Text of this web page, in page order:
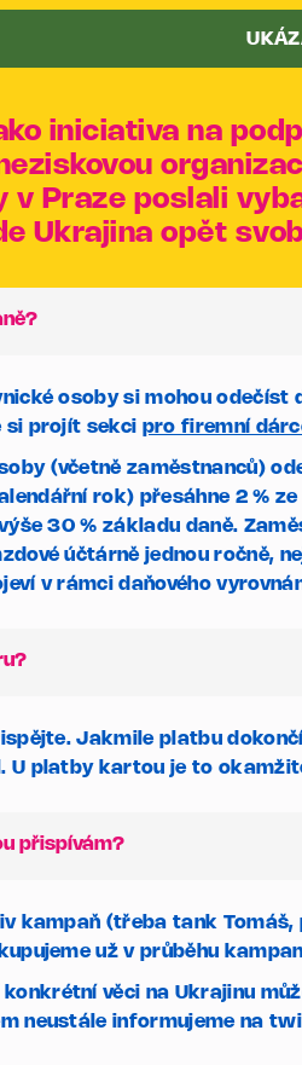
iniciativa na
Praze poslali
Ukrajina opět
osoby si mohou
si projít sekci pro firemní
(včetně zaměstnanců)
rok) přesáhne 2 %
30 % základu daně.
účtárně jednou ročně,
v rámci daňového
Jakmile platbu
U platby kartou je to
přispívám?
kampaň (třeba tank
už v průběhu
věci na Ukrajinu
neustále informujeme na